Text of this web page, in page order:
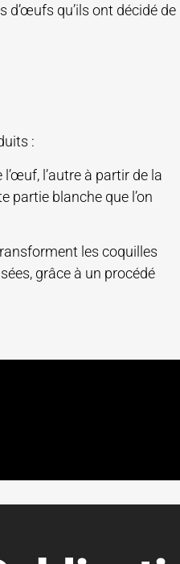
d’œufs qu’ils ont décidé de
:
l’autre à partir de la
partie blanche que l’on
les coquilles
grâce à un procédé